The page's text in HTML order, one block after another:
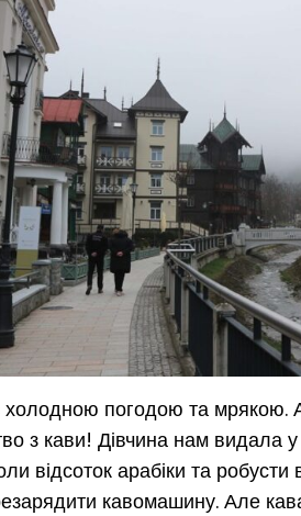
холодною погодою та мрякою.
з кави! Дівчина нам видала
відсоток арабіки та
кавомашину. Але